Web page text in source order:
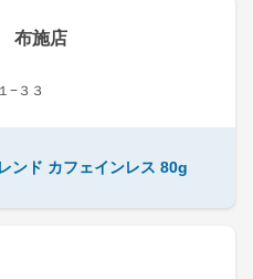
布施店
−３３
ンド カフェインレス 80g